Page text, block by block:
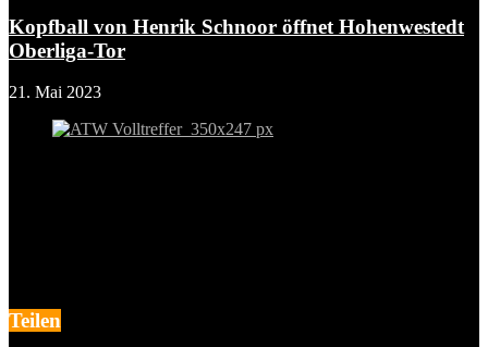
Kopfball von Henrik Schnoor öffnet Hohenwestedt
Oberliga-Tor
21. Mai 2023
Teilen